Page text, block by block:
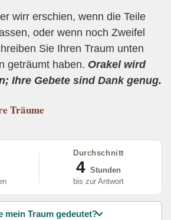
wirr erschien, wenn die Teile
oder wenn noch Zweifel
Sie Ihren Traum unten
geträumt haben. Orakel wird
Ihre Gebete sind Dank genug.
Träume
Durchschnitt
4 Stunden
bis zur Antwort
mein Traum gedeutet?